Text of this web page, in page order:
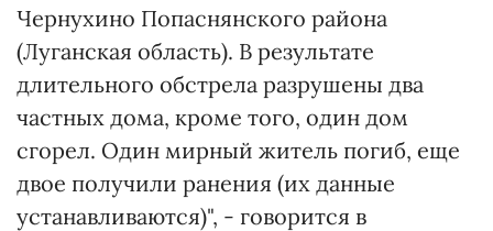
Чернухино Попаснянского района
(Луганская область). В результате
длительного обстрела разрушены два
частных дома, кроме того, один дом
сгорел. Один мирный житель погиб, еще
двое получили ранения (их данные
устанавливаются)", - говорится в